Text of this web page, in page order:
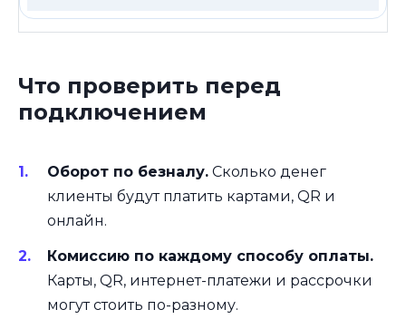
Что проверить перед
подключением
Оборот по безналу. Сколько денег
клиенты будут платить картами, QR и
онлайн.
Комиссию по каждому способу оплаты.
Карты, QR, интернет-платежи и рассрочки
могут стоить по-разному.